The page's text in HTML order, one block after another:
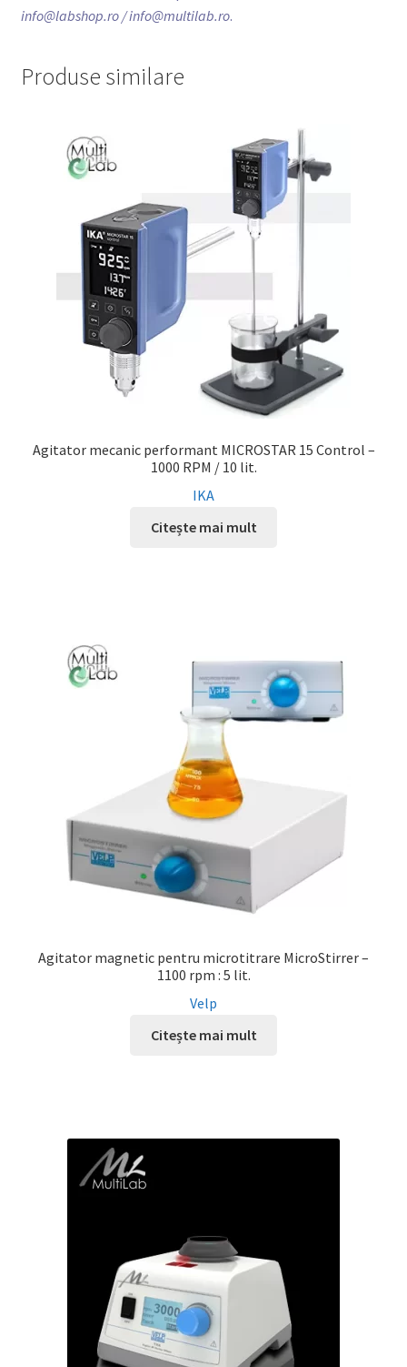
info@labshop.ro/ info@multilab.ro.
Produse similare
Agitator mecanic performant MICROSTAR 15 Control –
1000 RPM / 10 lit.
IKA
Citește mai mult
Agitator magnetic pentru microtitrare MicroStirrer –
1100 rpm : 5 lit.
Velp
Citește mai mult